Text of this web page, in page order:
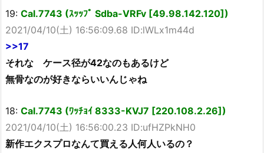
19: Cal.7743 (ｽｯｯﾌﾟ Sdba-VRFv [49.98.142.120])
2021/04/10(土) 16:56:09.68 ID:lWLx1m44d
>>17
それな ケース径が42なのもあるけど
無骨なのが好きならいいんじゃね
18: Cal.7743 (ﾜｯﾁｮｲ 8333-KVJ7 [220.108.2.26])
2021/04/10(土) 16:56:00.23 ID:ufHZPkNH0
新作エクスプロなんて買える人何人いるの？